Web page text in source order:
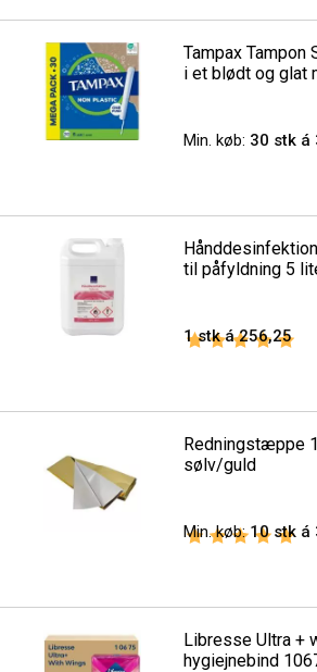
Tampax Tampon
i et blødt og glat
Min. køb: 30 stk á
til påfyldning 5
1 stk á 256,25
Vurdering:
Redningstæppe
sølv/guld
Min. køb:10 stk á
Vurdering:
Libresse Ultra +
hygiejnebind